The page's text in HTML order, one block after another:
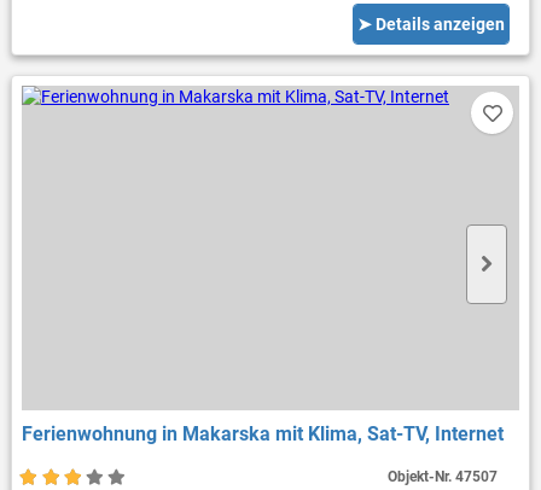
➤ Details anzeigen
Ferienwohnung in Makarska mit Klima, Sat-TV, Internet
Objekt-Nr.47507